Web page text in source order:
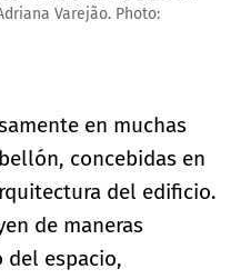
Varejão. Photo:
en muchas
concebidas en
del edificio.
de maneras
del espacio,